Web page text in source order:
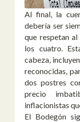
Al final, la
debería ser
que respetan al
los cuatro .
cabeza ,
reconocidas,
dos postres
precio
inflacionistas
El Bodegón